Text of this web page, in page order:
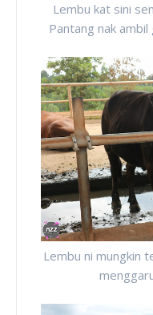
Lembu kat sini
Pantang nak
Lembu ni mungkin